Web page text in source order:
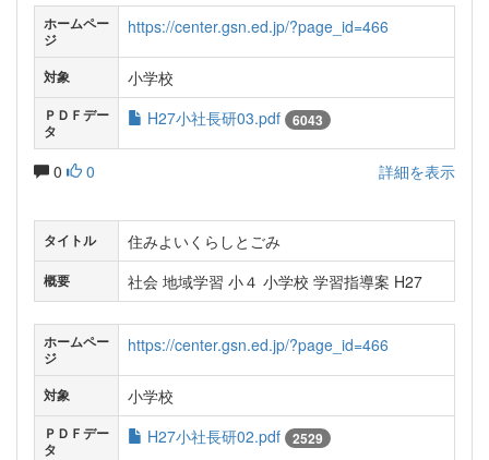
ホームペー
ジ
https://center.gsn.ed.jp/?page_id=466
対象 小学校
ＰＤＦデー
タ
H27小社長研03.pdf 6043
0 0 詳細を表示
タイトル 住みよいくらしとごみ
概要 社会 地域学習 小４ 小学校 学習指導案 H27
ホームペー
ジ
https://center.gsn.ed.jp/?page_id=466
対象 小学校
ＰＤＦデー
タ
H27小社長研02.pdf 2529